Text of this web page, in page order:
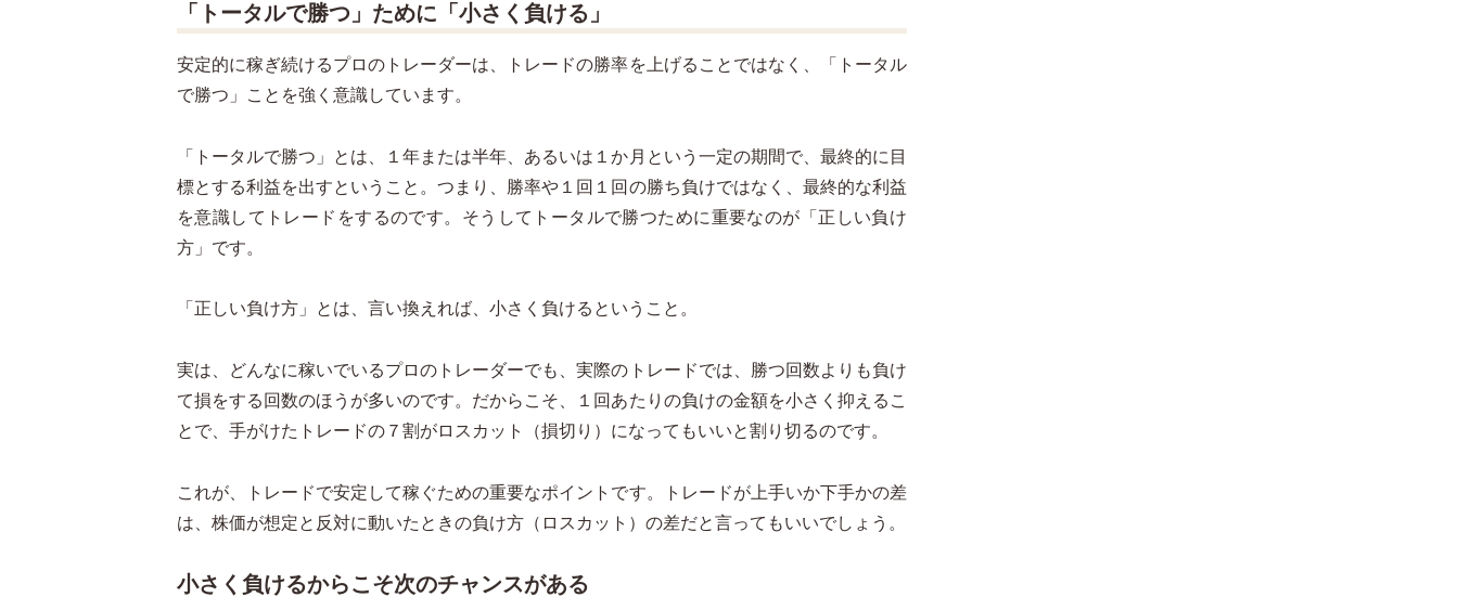
「トータルで勝つ」ために「小さく負ける」
安定的に稼ぎ続けるプロのトレーダーは、トレードの勝率を上げることではなく、「トータル
で勝つ」ことを強く意識しています。
「トータルで勝つ」とは、１年または半年、あるいは１か月という一定の期間で、最終的に目
標とする利益を出すということ。つまり、勝率や１回１回の勝ち負けではなく、最終的な利益
を意識してトレードをするのです。そうしてトータルで勝つために重要なのが「正しい負け
方」です。
「正しい負け方」とは、言い換えれば、小さく負けるということ。
実は、どんなに稼いでいるプロのトレーダーでも、実際のトレードでは、勝つ回数よりも負け
て損をする回数のほうが多いのです。だからこそ、１回あたりの負けの金額を小さく抑えるこ
とで、手がけたトレードの７割がロスカット（損切り）になってもいいと割り切るのです。
これが、トレードで安定して稼ぐための重要なポイントです。トレードが上手いか下手かの差
は、株価が想定と反対に動いたときの負け方（ロスカット）の差だと言ってもいいでしょう。
小さく負けるからこそ次のチャンスがある